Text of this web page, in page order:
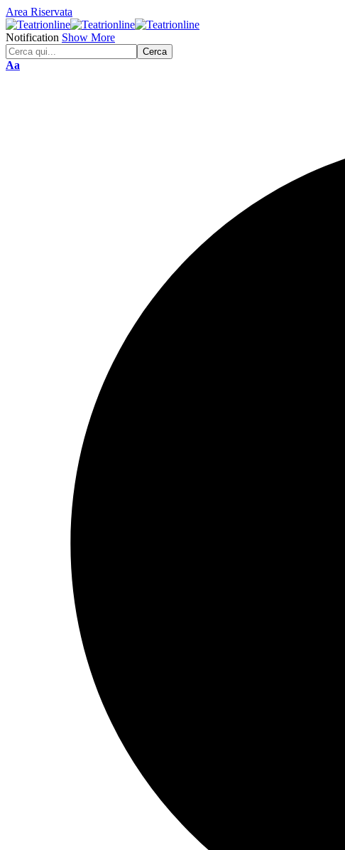
Area Riservata
Notification Show More
Font
Aa